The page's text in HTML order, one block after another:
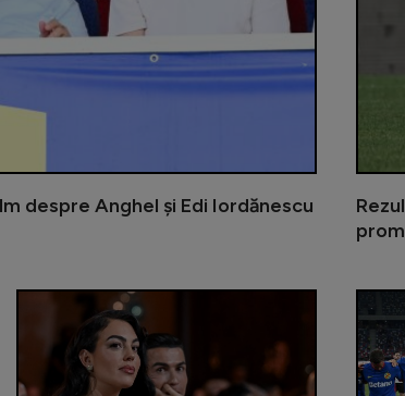
despre Anghel și Edi Iordănescu
CFR Cluj și-